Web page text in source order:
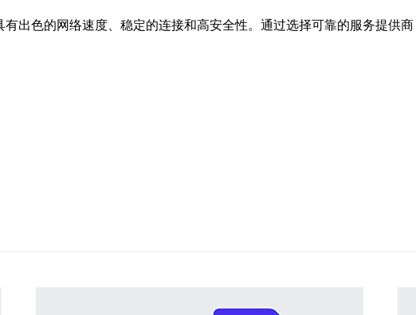
出色的网络速度、稳定的连接和高安全性。通过选择可靠的服务提供